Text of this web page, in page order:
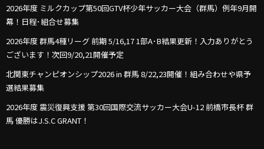
2026年度 ミルクカップ第50回GTV杯少年サッカー大会（群馬）例年9月開
幕！日程･組合せ募集
2026年度 群馬4種リーグ 前期 5/16,17 1部A･B結果更新！入力ありがとう
ございます！次回9/20,21開催予定
北関東チャンピオンシップ2026 in 群馬 8/22,23開催！組み合わせや県予
選結果募集
2026年度 震災復興支援 第30回国際交流サッカー大会U-12 前橋市長杯 群
馬 優勝はJ.S.C GRANT！